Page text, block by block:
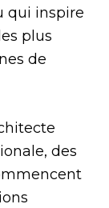
qui inspire
plus
de
des